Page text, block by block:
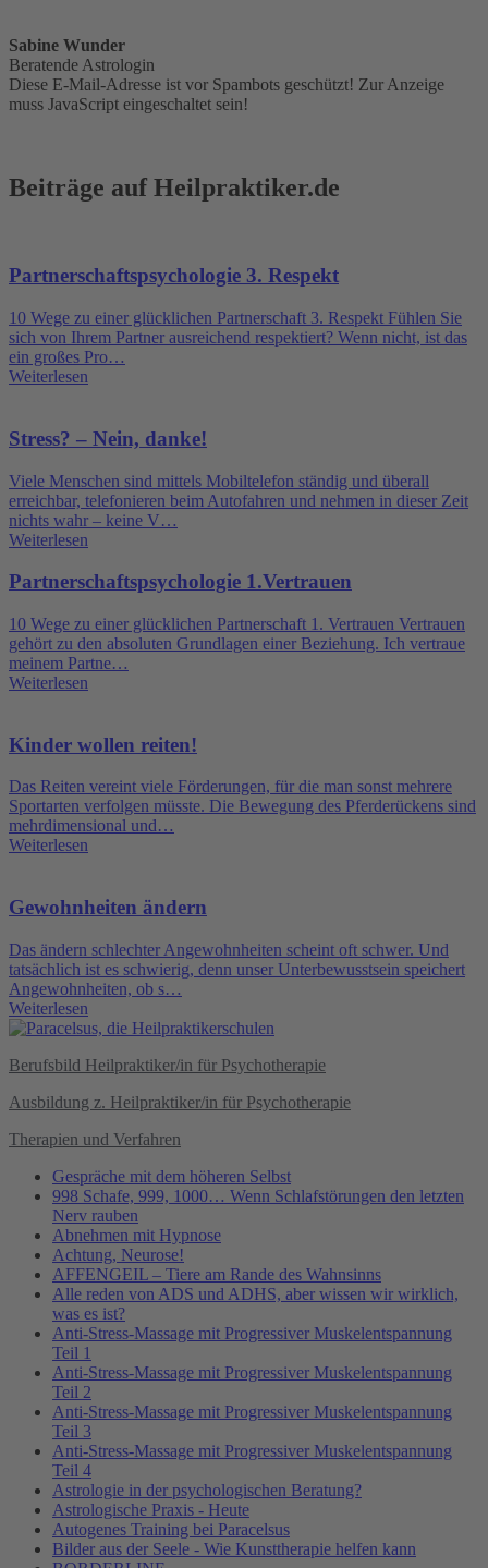
Sabine Wunder
Beratende Astrologin
Diese E-Mail-Adresse ist vor Spambots geschützt! Zur Anzeige
muss JavaScript eingeschaltet sein!
Beiträge auf Heilpraktiker.de
Partnerschaftspsychologie 3. Respekt
10 Wege zu einer glücklichen Partnerschaft 3. Respekt Fühlen Sie
sich von Ihrem Partner ausreichend respektiert? Wenn nicht, ist das
ein großes Pro…
Weiterlesen
Stress? – Nein, danke!
Viele Menschen sind mittels Mobiltelefon ständig und überall
erreichbar, telefonieren beim Autofahren und nehmen in dieser Zeit
nichts wahr – keine V…
Weiterlesen
Partnerschaftspsychologie 1.Vertrauen
10 Wege zu einer glücklichen Partnerschaft 1. Vertrauen Vertrauen
gehört zu den absoluten Grundlagen einer Beziehung. Ich vertraue
meinem Partne…
Weiterlesen
Kinder wollen reiten!
Das Reiten vereint viele Förderungen, für die man sonst mehrere
Sportarten verfolgen müsste. Die Bewegung des Pferderückens sind
mehrdimensional und…
Weiterlesen
Gewohnheiten ändern
Das ändern schlechter Angewohnheiten scheint oft schwer. Und
tatsächlich ist es schwierig, denn unser Unterbewusstsein speichert
Angewohnheiten, ob s…
Weiterlesen
Berufsbild Heilpraktiker/in für Psychotherapie
Ausbildung z. Heilpraktiker/in für Psychotherapie
Therapien und Verfahren
Gespräche mit dem höheren Selbst
998 Schafe, 999, 1000… Wenn Schlafstörungen den letzten
Nerv rauben
Abnehmen mit Hypnose
Achtung, Neurose!
AFFENGEIL – Tiere am Rande des Wahnsinns
Alle reden von ADS und ADHS, aber wissen wir wirklich,
was es ist?
Anti-Stress-Massage mit Progressiver Muskelentspannung
Teil 1
Anti-Stress-Massage mit Progressiver Muskelentspannung
Teil 2
Anti-Stress-Massage mit Progressiver Muskelentspannung
Teil 3
Anti-Stress-Massage mit Progressiver Muskelentspannung
Teil 4
Astrologie in der psychologischen Beratung?
Astrologische Praxis - Heute
Autogenes Training bei Paracelsus
Bilder aus der Seele - Wie Kunsttherapie helfen kann